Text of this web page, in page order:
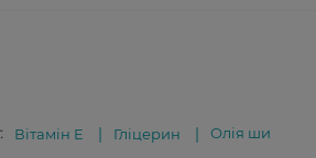
Вітамін E Гліцерин Олія ши